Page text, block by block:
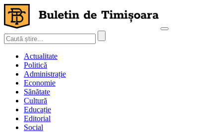
Actualitate
Politică
Administrație
Economie
Sănătate
Cultură
Educație
Editorial
Social